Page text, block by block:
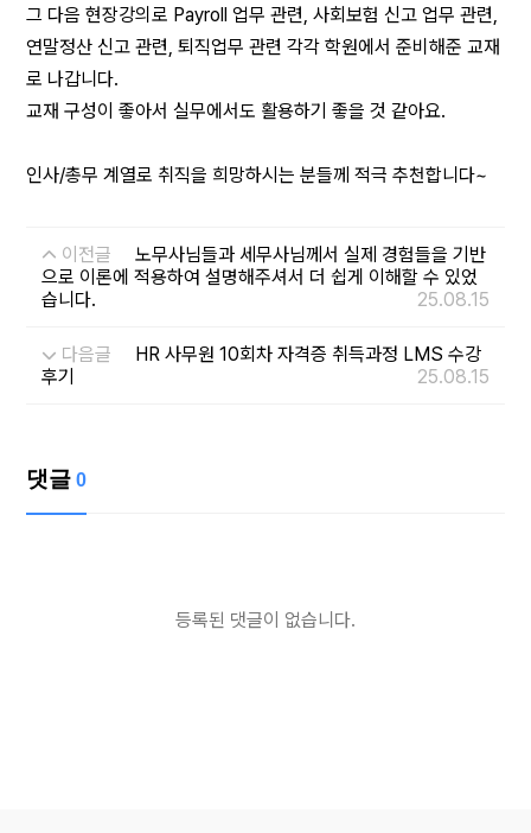
그 다음 현장강의로 Payroll 업무 관련, 사회보험 신고 업무 관련,
연말정산 신고 관련, 퇴직업무 관련 각각 학원에서 준비해준 교재
로 나갑니다.
교재 구성이 좋아서 실무에서도 활용하기 좋을 것 같아요.
인사/총무 계열로 취직을 희망하시는 분들께 적극 추천합니다~
이전글
노무사님들과 세무사님께서 실제 경험들을 기반
으로 이론에 적용하여 설명해주셔서 더 쉽게 이해할 수 있었
습니다.
25.08.15
다음글
HR 사무원 10회차 자격증 취득과정 LMS 수강
후기
25.08.15
댓글 0
등록된 댓글이 없습니다.